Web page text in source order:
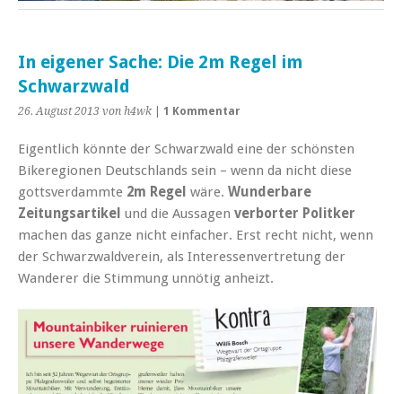
In eigener Sache: Die 2m Regel im
Schwarzwald
26. August 2013 von h4wk 1 Kommentar
Eigentlich könnte der Schwarzwald eine der schönsten
Bikeregionen Deutschlands sein – wenn da nicht diese
gottsverdammte 2m Regel wäre. Wunderbare
Zeitungsartikel und die Aussagen verborter Politker
machen das ganze nicht einfacher. Erst recht nicht, wenn
der Schwarzwaldverein, als Interessenvertretung der
Wanderer die Stimmung unnötig anheizt.